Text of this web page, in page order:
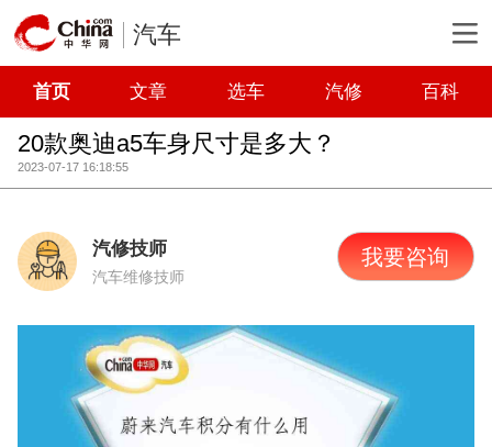
汽车
首页 文章 选车 汽修 百科
20款奥迪a5车身尺寸是多大？
2023-07-17 16:18:55
汽修技师
汽车维修技师
我要咨询